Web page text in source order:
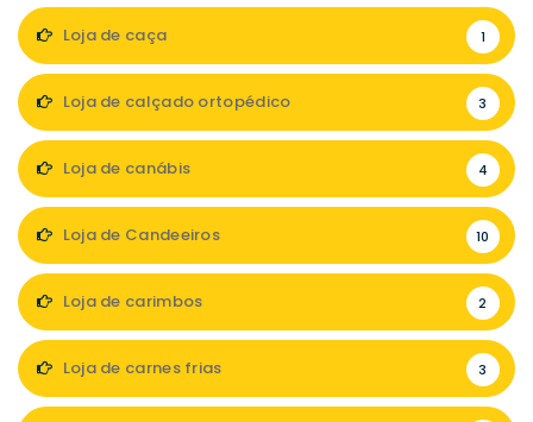
Loja de caça 1
Loja de calçado ortopédico 3
Loja de canábis 4
Loja de Candeeiros 10
Loja de carimbos 2
Loja de carnes frias 3